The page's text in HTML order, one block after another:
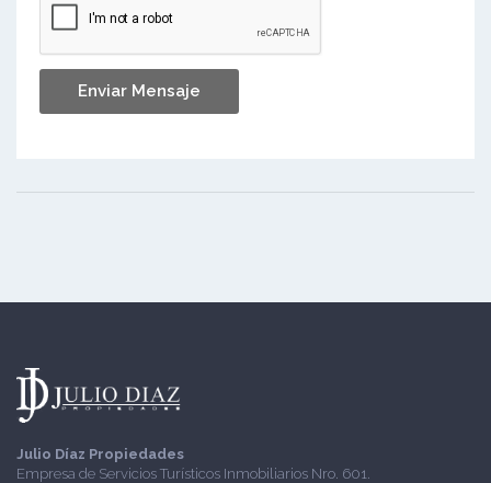
Julio Díaz Propiedades
Empresa de Servicios Turísticos Inmobiliarios Nro. 601.